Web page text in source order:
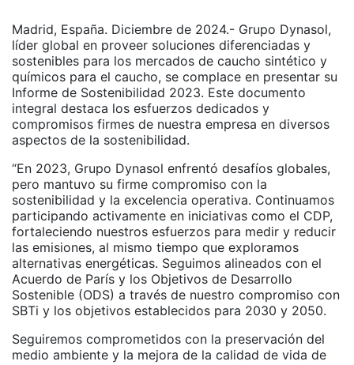
Madrid, España. Diciembre de 2024.- Grupo Dynasol,
líder global en proveer soluciones diferenciadas y
sostenibles para los mercados de caucho sintético y
químicos para el caucho, se complace en presentar su
Informe de Sostenibilidad 2023. Este documento
integral destaca los esfuerzos dedicados y
compromisos firmes de nuestra empresa en diversos
aspectos de la sostenibilidad.
“En 2023, Grupo Dynasol enfrentó desafíos globales,
pero mantuvo su firme compromiso con la
sostenibilidad y la excelencia operativa. Continuamos
participando activamente en iniciativas como el CDP,
fortaleciendo nuestros esfuerzos para medir y reducir
las emisiones, al mismo tiempo que exploramos
alternativas energéticas. Seguimos alineados con el
Acuerdo de París y los Objetivos de Desarrollo
Sostenible (ODS) a través de nuestro compromiso con
SBTi y los objetivos establecidos para 2030 y 2050.
Seguiremos comprometidos con la preservación del
medio ambiente y la mejora de la calidad de vida de